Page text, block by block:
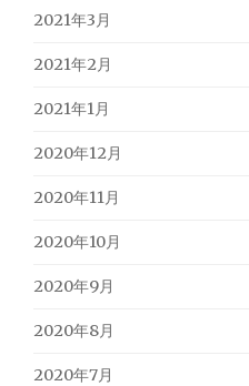
2021年3月
2021年2月
2021年1月
2020年12月
2020年11月
2020年10月
2020年9月
2020年8月
2020年7月